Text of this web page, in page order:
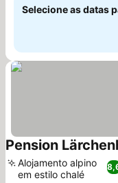
Selecione as datas
Pension
Alojamento alpino
em estilo chalé